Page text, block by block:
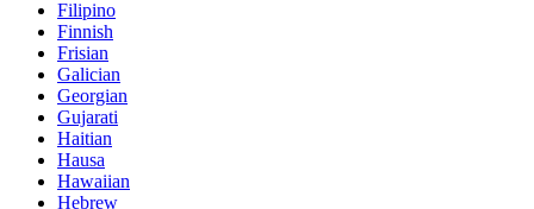
Filipino
Finnish
Frisian
Galician
Georgian
Gujarati
Haitian
Hausa
Hawaiian
Hebrew